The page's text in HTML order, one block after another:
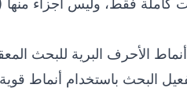
كاملة فقط، وليس أجزاء منها
الأحرف البرية للبحث
البحث باستخدام أنماط